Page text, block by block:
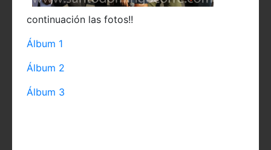
continuación las fotos!!
Álbum 1
Álbum 2
Álbum 3